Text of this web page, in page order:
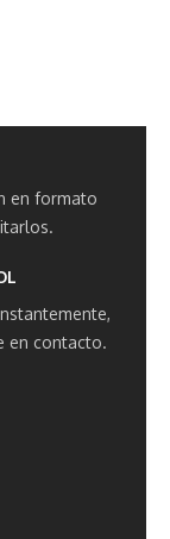
en formato
en contacto.